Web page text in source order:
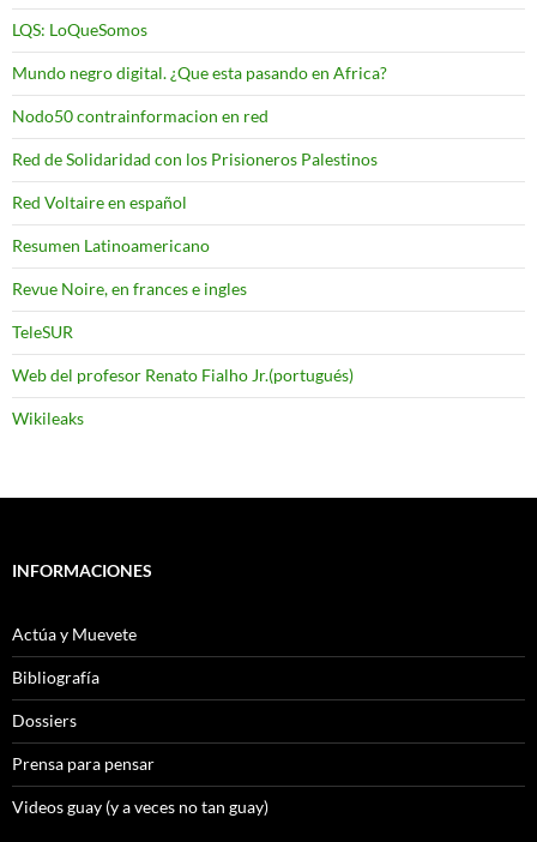
LQS: LoQueSomos
Mundo negro digital. ¿Que esta pasando en Africa?
Nodo50 contrainformacion en red
Red de Solidaridad con los Prisioneros Palestinos
Red Voltaire en español
Resumen Latinoamericano
Revue Noire, en frances e ingles
TeleSUR
Web del profesor Renato Fialho Jr.(portugués)
Wikileaks
INFORMACIONES
Actúa y Muevete
Bibliografía
Dossiers
Prensa para pensar
Videos guay (y a veces no tan guay)